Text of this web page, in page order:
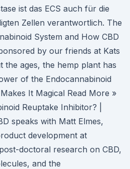
ist das ECS auch für die
Zellen verantwortlich. The
System and How CBD
by our friends at Kats
the ages, the hemp plant has
of the Endocannabinoid
It Magical Read More »
Reuptake Inhibitor? |
speaks with Matt Elmes,
development at
doctoral research on CBD,
and the